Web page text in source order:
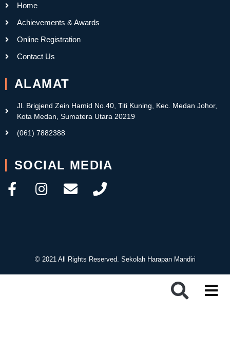
Home
Achievements & Awards
Online Registration
Contact Us
ALAMAT
Jl. Brigjend Zein Hamid No.40, Titi Kuning, Kec. Medan Johor,
Kota Medan, Sumatera Utara 20219
(061) 7882388
SOCIAL MEDIA
© 2021 All Rights Reserved. Sekolah Harapan Mandiri